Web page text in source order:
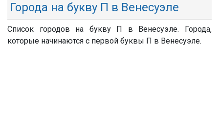
Города на букву П в Венесуэле
Список городов на букву П в Венесуэле. Города,
которые начинаются с первой буквы П в Венесуэле.